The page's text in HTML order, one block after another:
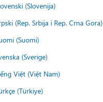
(Slovenija)
(Rep. Srbija i Rep. Crna Gora)
(Suomi)
(Sverige)
Việt (Việt Nam)
(Türkiye)